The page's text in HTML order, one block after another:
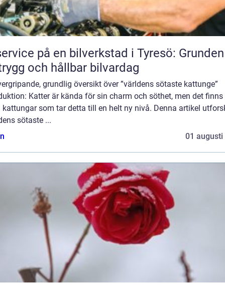
på en bilverkstad i Tyresö:
och hållbar bilvardag
grundlig översikt över ”världens sötaste kattunge”
Katter är kända för sin charm och söthet, men det finns
kattungar som tar detta till en helt ny nivå. Denna artikel
sötaste ...
01 augusti